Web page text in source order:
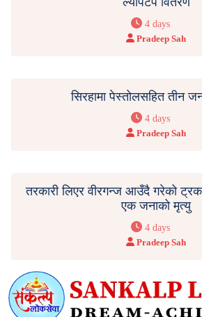
4 days
Pradeep Sah
सिरहामा पेस्तोलसहित तीन
4 days
Pradeep Sah
तरकारी लिएर वीरगन्ज आउँदै गरेको ट्रक
एक जनाको मृत्यु
4 days
Pradeep Sah